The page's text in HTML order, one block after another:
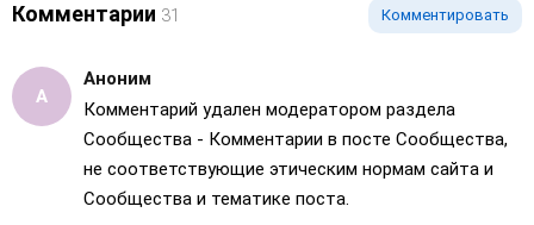
Комментарии 31 Комментировать
Аноним
Комментарий удален модератором раздела
Сообщества - Комментарии в посте Сообщества,
не соответствующие этическим нормам сайта и
Сообщества и тематике поста.